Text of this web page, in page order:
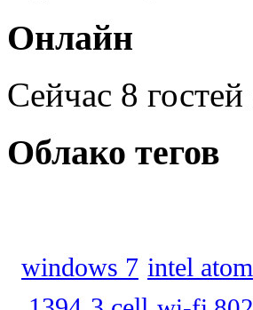
Онлайн
Сейчас 8
Облако тегов
windows 7 intel atom